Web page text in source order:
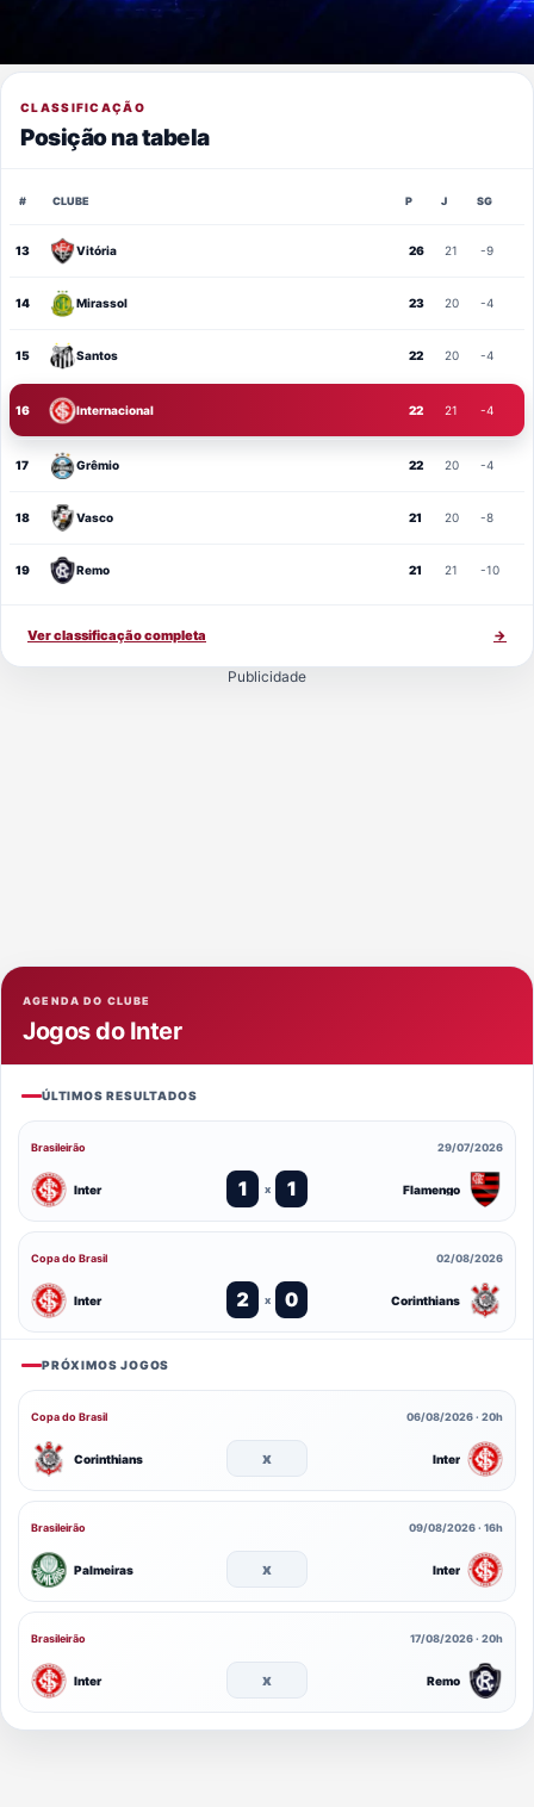
CLASSIFICAÇÃO
Posição na tabela
# CLUBE P J SG
13 Vitória 26 21 -9
14 Mirassol 23 20 -4
15 Santos 22 20 -4
16 Internacional 22 21 -4
17 Grêmio 22 20 -4
18 Vasco 21 20 -8
19 Remo 21 21 -10
Ver classificação completa →
Publicidade
AGENDA DO CLUBE
Jogos do Inter
ÚLTIMOS RESULTADOS
Brasileirão 29/07/2026
Inter 1 x 1 Flamengo
Copa do Brasil 02/08/2026
Inter 2 x 0 Corinthians
PRÓXIMOS JOGOS
Copa do Brasil 06/08/2026 · 20h
Corinthians x Inter
Brasileirão 09/08/2026 · 16h
Palmeiras x Inter
Brasileirão 17/08/2026 · 20h
Inter x Remo